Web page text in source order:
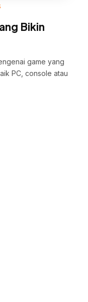
Bikin
game yang
PC, console atau